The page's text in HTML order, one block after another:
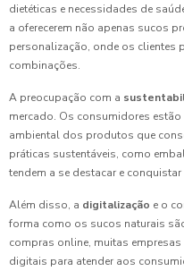
dietéticas e necessidades de
a oferecerem não apenas sucos
personalização, onde os clientes
combinações.
A preocupação com a
mercado. Os consumidores
ambiental dos produtos que
práticas sustentáveis, como
tendem a se destacar e
Além disso, a digitalização e o
forma como os sucos naturais
compras online, muitas
digitais para atender aos